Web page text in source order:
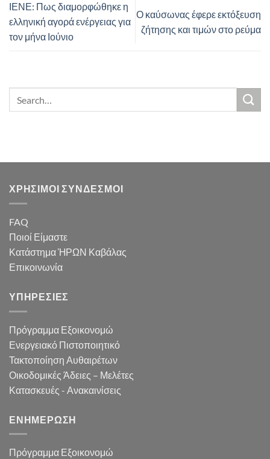
ΙΕΝΕ: Πως διαμορφώθηκε η
ελληνική αγορά ενέργειας για
τον μήνα Ιούνιο
Ο καύσωνας έφερε εκτόξευση
ζήτησης και τιμών στο ρεύμα
ΧΡΗΣΙΜΟΙ ΣΥΝΔΕΣΜΟΙ
FAQ
Ποιοί Είμαστε
Κατάστημα ΉΡΩΝ Καβάλας
Επικοινωνία
ΥΠΗΡΕΣΙΕΣ
Πρόγραμμα Εξοικονομώ
Ενεργειακό Πιστοποιητικό
Τακτοποίηση Αυθαιρέτων
Οικοδομικές Άδειες – Μελέτες
Κατασκευές - Ανακαινίσεις
ΕΝΗΜΕΡΩΣΗ
Πρόγραμμα Εξοικονομώ